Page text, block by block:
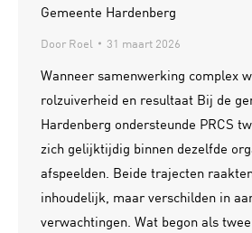
Gemeente Hardenberg
Door Roel 31 maart 2026
Wanneer samenwerking complex
rolzuiverheid en resultaat Bij de
Hardenberg ondersteunde PRCS
zich gelijktijdig binnen dezelfde
afspeelden. Beide trajecten
inhoudelijk, maar verschilden in
verwachtingen. Wat begon als